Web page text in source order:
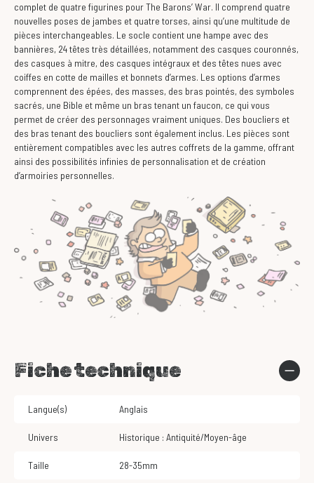
complet de quatre figurines pour The Barons’ War. Il comprend quatre
nouvelles poses de jambes et quatre torses, ainsi qu’une multitude de
pièces interchangeables. Le socle contient une hampe avec des
bannières, 24 têtes très détaillées, notamment des casques couronnés,
des casques à mitre, des casques intégraux et des têtes nues avec
coiffes en cotte de mailles et bonnets d’armes. Les options d’armes
comprennent des épées, des masses, des bras pointés, des symboles
sacrés, une Bible et même un bras tenant un faucon, ce qui vous
permet de créer des personnages vraiment uniques. Des boucliers et
des bras tenant des boucliers sont également inclus. Les pièces sont
entièrement compatibles avec les autres coffrets de la gamme, offrant
ainsi des possibilités infinies de personnalisation et de création
d’armoiries personnelles.
Fiche technique
Langue(s) Anglais
Univers Historique : Antiquité/Moyen-âge
Taille 28-35mm